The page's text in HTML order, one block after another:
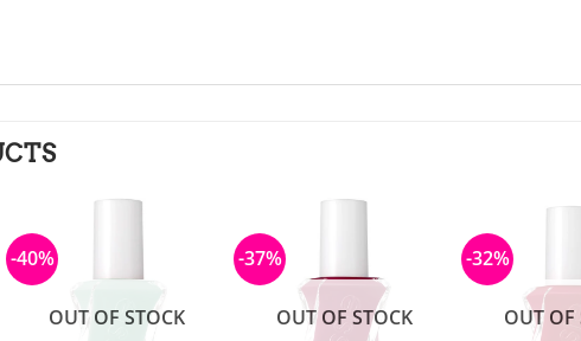
-40%
OUT OF STOCK
-37%
OUT OF STOCK
-32%
OUT OF